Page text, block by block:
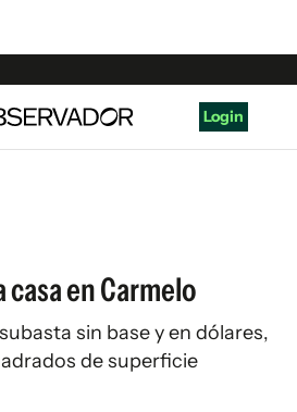
Login
en Carmelo
sin base y en dólares,
de superficie